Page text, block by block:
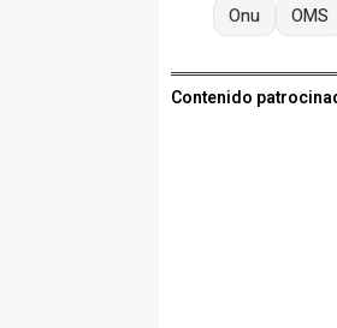
Onu OMS
Contenido